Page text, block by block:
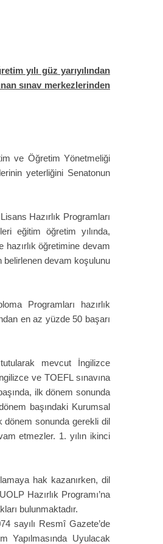
yılı güz yarıyılından
sınav merkezlerinden
ve Öğretim Yönetmeliği
yeterliğini Senatonun
Hazırlık Programları
eğitim öğretim yılında,
hazırlık öğretimine devam
belirlenen devam koşulunu
Programları hazırlık
en az yüzde 50 başarı
mevcut İngilizce
ve TOEFL sınavına
ilk dönem sonunda
başındaki Kurumsal
dönem sonunda gerekli dil
etmezler. 1. yılın ikinci
hak kazanırken, dil
Hazırlık Programı’na
bulunmaktadır.
sayılı Resmî Gazete’de
Yapılmasında Uyulacak